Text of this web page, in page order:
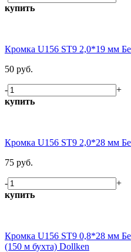
купить
Кромка U156 ST9 2,0*19 мм
50 руб.
-
+
купить
Кромка U156 ST9 2,0*28 мм
75 руб.
-
+
купить
Кромка U156 ST9 0,8*28 мм
(150 м бухта) Dollken